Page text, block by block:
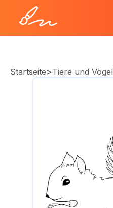
Startseite>Tiere und Vögel